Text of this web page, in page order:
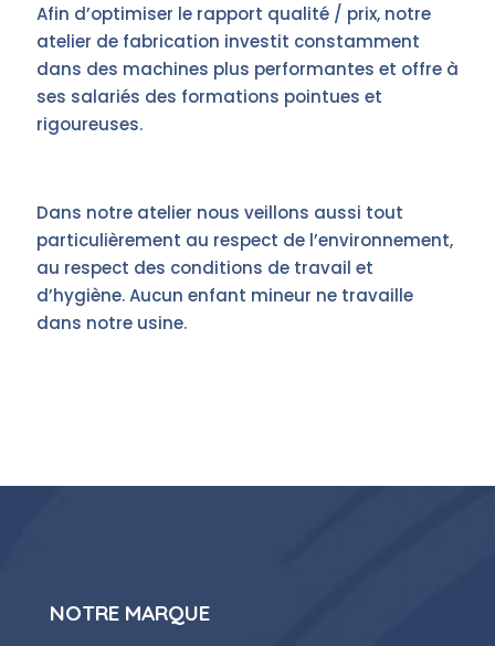
Afin d’optimiser le rapport qualité / prix, notre
atelier de fabrication investit constamment
dans des machines plus performantes et offre à
ses salariés des formations pointues et
rigoureuses.
Dans notre atelier nous veillons aussi tout
particulièrement au respect de l’environnement,
au respect des conditions de travail et
d’hygiène. Aucun enfant mineur ne travaille
dans notre usine.
NOTRE MARQUE